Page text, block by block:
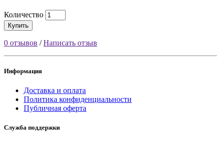
Количество
Купить
0 отзывов /Написать отзыв
Информация
Доставка и оплата
Политика конфиденциальности
Публичная оферта
Служба поддержки